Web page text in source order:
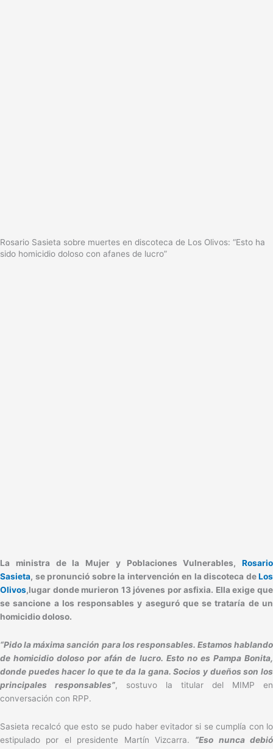
Rosario Sasieta sobre muertes en discoteca de Los Olivos: “Esto ha
sido homicidio doloso con afanes de lucro”
La ministra de la Mujer y Poblaciones Vulnerables, Rosario
Sasieta, se pronunció sobre la intervención en la discoteca deLos
Olivos,lugar donde murieron 13 jóvenes por asfixia. Ella exige que
se sancione a los responsables y aseguró que se trataría de un
homicidio doloso.
“Pido la máxima sanción para los responsables. Estamos hablando
de homicidio doloso por afán de lucro. Esto no es Pampa Bonita,
donde puedes hacer lo que te da la gana. Socios y dueños son los
principales responsables”, sostuvo la titular del MIMP en
conversación con RPP.
Sasieta recalcó que esto se pudo haber evitador si se cumplía con lo
estipulado por el presidente Martín Vizcarra. “Eso nunca debió